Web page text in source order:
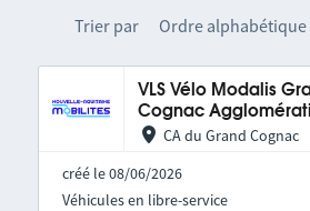
Trier par Ordre alphabétique
VLS Vélo Modalis
Cognac
CA du Grand Cognac
créé le 08/06/2026
Véhicules en libre-service